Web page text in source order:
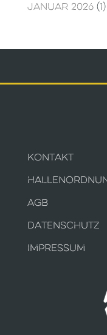
Januar 2026(1)
KONTAKT
AGB
DATENSCHUTZ
IMPRESSUM